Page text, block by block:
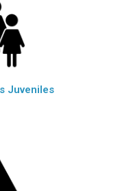
Juveniles